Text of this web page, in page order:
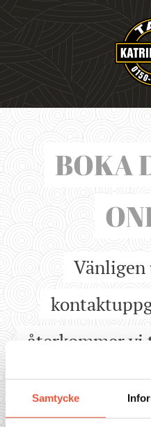
Samtycke
BOKA
Vänligen
återkommer vi
kan.
fått